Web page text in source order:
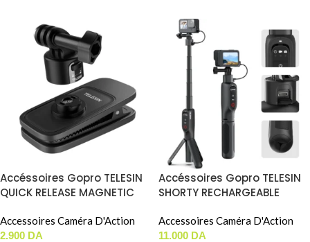
Accéssoires Gopro TELESIN
QUICK RELEASE MAGNETIC
Accessoires Caméra D'Action
2.900 DA
Accéssoires Gopro TELESIN
SHORTY RECHARGEABLE
TGP)
Accessoires Caméra D'Action
11.000 DA